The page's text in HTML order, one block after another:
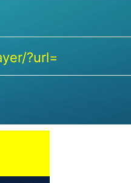
?url=